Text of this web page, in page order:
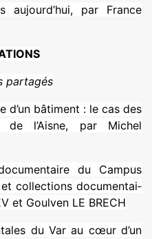
aujourd’hui, par France
par­ta­gés
d’un bâti­ment : le cas des
de l’Aisne, par Michel
du Campus
col­lec­tions docu­men­tai­
et Goulven LE BRECH
du Var au cœur d’un